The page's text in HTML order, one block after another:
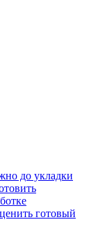
до укладки
готовый